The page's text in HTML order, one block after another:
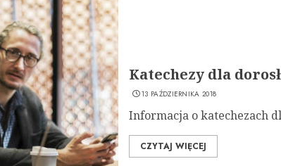
Katechezy dla
13 PAŹDZIERNIKA 2018
Informacja o katechezach
CZYTAJ WIĘCEJ